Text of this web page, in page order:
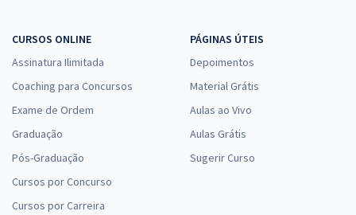
CURSOS ONLINE
Assinatura Ilimitada
Coaching para Concursos
Exame de Ordem
Graduação
Pós-Graduação
Cursos por Concurso
Cursos por Carreira
PÁGINAS ÚTEIS
Depoimentos
Material Grátis
Aulas ao Vivo
Aulas Grátis
Sugerir Curso